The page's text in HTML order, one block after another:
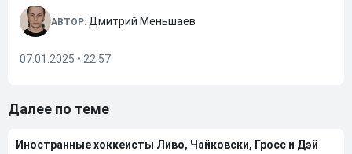
АВТОР: Дмитрий Меньшаев
07.01.2025 • 22:57
Далее по теме
Иностранные хоккеисты Ливо, Чайковски, Гросс и Дэй